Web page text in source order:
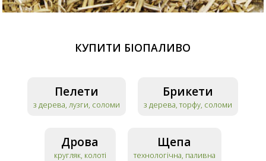
КУПИТИ БІОПАЛИВО
Пелети
з дерева, лузги, соломи
Брикети
з дерева, торфу, соломи
Дрова
кругляк, колоті
Щепа
технологічна, паливна